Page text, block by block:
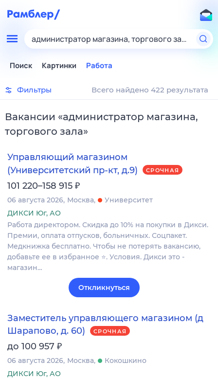
администратор магазина, торгового зала
Поиск Картинки Работа
Фильтры Всего найдено 422 результата
Вакансии «администратор магазина,
торгового зала»
Управляющий магазином
(Университетский пр-кт, д.9)
СРОЧНАЯ
101 220–158 915 ₽
06 августа 2026 Москва
Университет
ДИКСИ Юг, АО
Работа директором. Скидка до 10% на покупки в Дикси.
Премии, оплата отпусков, больничных. Соцпакет.
Медкнижка бесплатно. Чтобы не потерять вакансию,
добавьте ее в избранное ⭐. Условия. Дикси это -
магазин…
Откликнуться
Заместитель управляющего магазином (д
Шарапово, д. 60)
СРОЧНАЯ
до 100 957 ₽
06 августа 2026 Москва
Кокошкино
ДИКСИ Юг, АО